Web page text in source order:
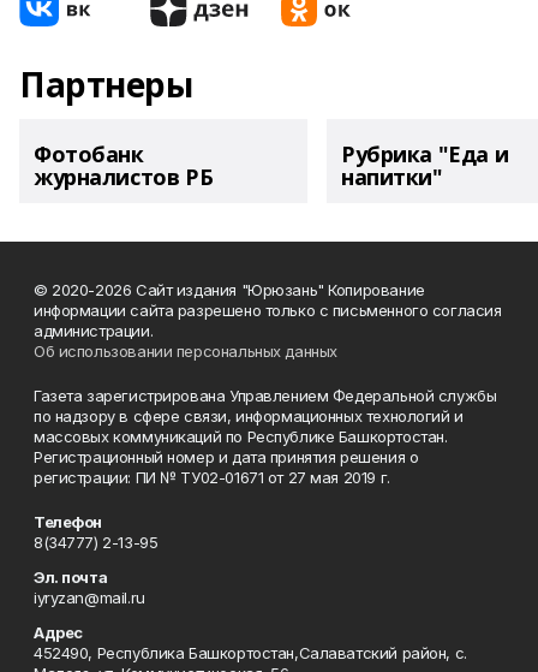
Партнеры
Фотобанк
журналистов РБ
Рубрика "Еда и
напитки"
© 2020-2026 Сайт издания "Юрюзань" Копирование
информации сайта разрешено только с письменного согласия
администрации.
Об использовании персональных данных
Газета зарегистрирована Управлением Федеральной службы
по надзору в сфере связи, информационных технологий и
массовых коммуникаций по Республике Башкортостан.
Регистрационный номер и дата принятия решения о
регистрации: ПИ № ТУ02-01671 от 27 мая 2019 г.
Телефон
8(34777) 2-13-95
Эл. почта
iyryzan@mail.ru
Адрес
452490, Республика Башкортостан,Салаватский район, с.